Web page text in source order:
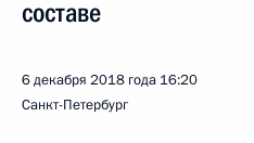
составе
6 декабря 2018 года 16:20
Санкт-Петербург